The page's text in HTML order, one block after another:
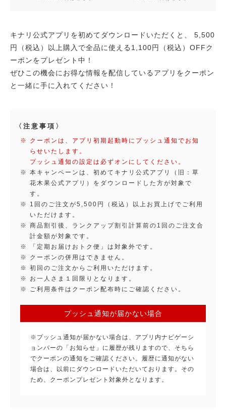
キナリ公式アプリを初めてダウンロードいただくと、
5,500
円（税込）以上購入で全品に使える1,100円（税込）OFFク
ーポンをプレゼント中！
ぜひこの機会にお得な情報を配信しているアプリをクーポン
と一緒に手に入れてください！
〈注意事項〉
クーポンは、アプリ初期起動時にプッシュ通知でお知
らせいたします。
プッシュ通知の設定は必ずオンにしてください。
本キャンペーンは、初めてキナリ公式アプリ（旧：草
花木果公式アプリ）をダウンロードした方が対象で
す。
1回のご注文が5,500円（税込）以上お買上げでご利用
いただけます。
商品割引後、ランクアップ割引計算前の1回のご注文合
計金額が対象です。
「定期お届けおトク便」は対象外です。
クーポンの併用はできません。
初回のご注文からご利用いただけます。
お一人さま１回限りとなります。
ご利用条件はクーポン配布時にご確認ください。
プッシュ通知が届かない場合
※プッシュ通知が届かない場合は、アプリ内ナビゲーシ
ョンバーの「お知らせ」に履歴が残りますので、そちら
でクーポンの通知をご確認ください。履歴に通知がない
場合は、以前にダウンロードいただいております。その
ため、クーポンプレゼント対象外となります。